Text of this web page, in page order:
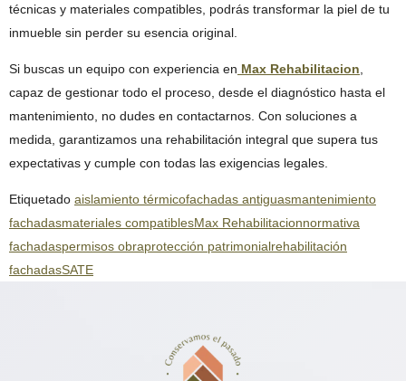
técnicas y materiales compatibles, podrás transformar la piel de tu
inmueble sin perder su esencia original.
Si buscas un equipo con experiencia en Max Rehabilitacion
capaz de gestionar todo el proceso, desde el diagnóstico hasta el
mantenimiento, no dudes en contactarnos. Con soluciones a
medida, garantizamos una rehabilitación integral que supera tus
expectativas y cumple con todas las exigencias legales.
Etiquetado aislamiento térmicofachadas antiguasmantenimiento
fachadasmateriales compatiblesMax Rehabilitacionnormativa
fachadaspermisos obraprotección patrimonialrehabilitación
fachadasSATE